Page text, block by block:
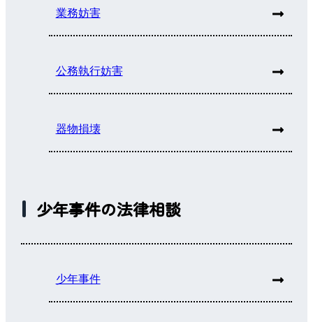
業務妨害
公務執行妨害
器物損壊
少年事件の法律相談
少年事件